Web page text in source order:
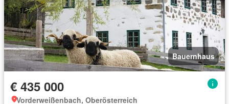
Bauernhaus
€ 435 000
Vorderweißenbach, Oberösterreich